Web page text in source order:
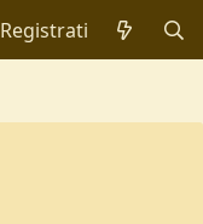
Registrati